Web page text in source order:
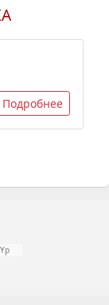
Подробнее